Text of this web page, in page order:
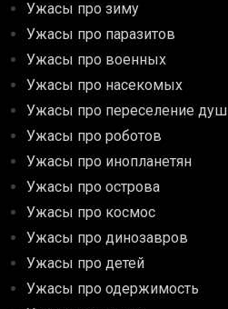
Ужасы про зиму
Ужасы про паразитов
Ужасы про военных
Ужасы про насекомых
Ужасы про переселение душ
Ужасы про роботов
Ужасы про инопланетян
Ужасы про острова
Ужасы про космос
Ужасы про динозавров
Ужасы про детей
Ужасы про одержимость